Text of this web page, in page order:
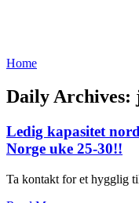
Home
Daily Archives:
Ledig kapasitet
Norge uke 25-30!!
Ta kontakt for et hygglig